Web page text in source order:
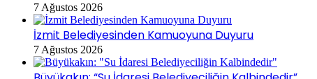
7 Ağustos 2026
İzmit Belediyesinden Kamuoyuna Duyuru
7 Ağustos 2026